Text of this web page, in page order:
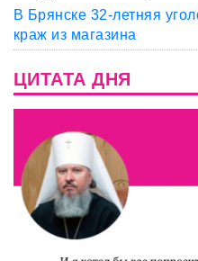
В Брянске 32-летняя
краж из магазина
ЦИТАТА ДНЯ